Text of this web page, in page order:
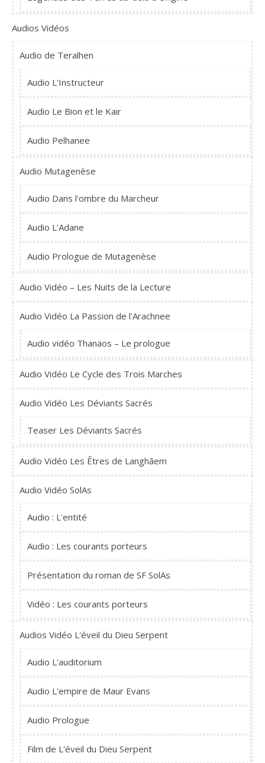
Audios Vidéos
Audio de Teralhen
Audio L'Instructeur
Audio Le Bion et le Kair
Audio Pelhanee
Audio Mutagenèse
Audio Dans l'ombre du Marcheur
Audio L'Adane
Audio Prologue de Mutagenèse
Audio Vidéo – Les Nuits de la Lecture
Audio Vidéo La Passion de l'Arachnee
Audio vidéo Thanäos – Le prologue
Audio Vidéo Le Cycle des Trois Marches
Audio Vidéo Les Déviants Sacrés
Teaser Les Déviants Sacrés
Audio Vidéo Les Êtres de Langhãem
Audio Vidéo SolAs
Audio : L'entité
Audio : Les courants porteurs
Présentation du roman de SF SolAs
Vidéo : Les courants porteurs
Audios Vidéo L'éveil du Dieu Serpent
Audio L'auditorium
Audio L'empire de Maur Evans
Audio Prologue
Film de L'éveil du Dieu Serpent